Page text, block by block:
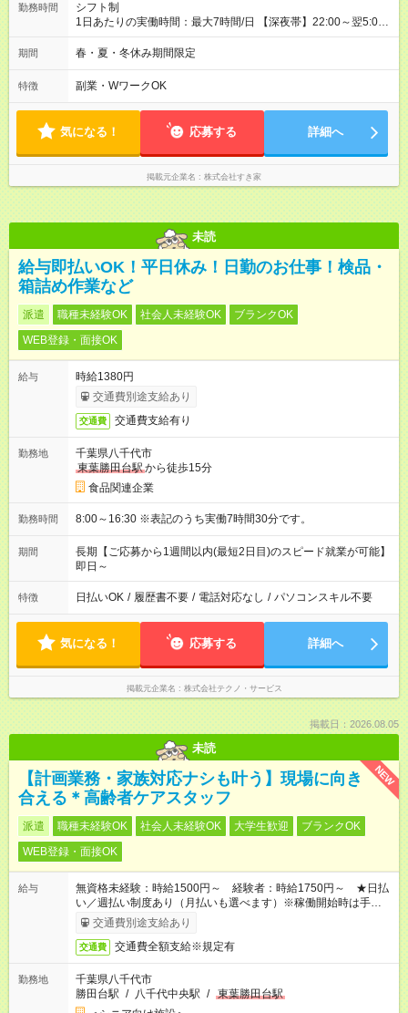
勤務時間
シフト制
1日あたりの実働時間：最大7時間/日 【深夜帯】22:00～翌5:00
週2日～・1日2h～OK◎ ※22:00から翌5:00までは18歳以上の方
のみ勤務可能です（18歳未満の深夜業務禁止のため） ★深夜で
す。 必ず、2名以上での勤務を行いますので、安心して働けま
す。
期間 春・夏・冬休み期間限定
特徴 副業・WワークOK
気になる！ 応募する 詳細へ
掲載元企業名 株式会社すき家
未読
給与即払いOK！平日休み！日勤のお仕事！検品・
箱詰め作業など
派遣 職種未経験OK 社会人未経験OK
ブランクOK
WEB登録・面接OK
給与
時給1380円
交通費別途支給あり
交通費 交通費支給有り
勤務地
千葉県八千代市
東葉勝田台駅から徒歩15分
食品関連企業
勤務時間 8:00～16:30 ※表記のうち実働7時間30分です。
期間
長期【ご応募から1週間以内(最短2日目)のスピード就業が可能】
即日～
特徴 日払いOK / 履歴書不要 / 電話対応なし / パソコンスキル不要
気になる！ 応募する 詳細へ
掲載元企業名 株式会社テクノ・サービス
掲載日：2026.08.05
未読
NEW
【計画業務・家族対応ナシも叶う】現場に向き
合える＊高齢者ケアスタッフ
派遣 職種未経験OK 社会人未経験OK 大学生歓迎
ブランクOK
WEB登録・面接OK
給与
無資格未経験：時給1500円～ 経験者：時給1750円～ ★日払
い／週払い制度あり（月払いも選べます）※稼働開始時は手続き
完了次第のお支払いとなります。
交通費別途支給あり
交通費 交通費全額支給※規定有
勤務地
千葉県八千代市
勝田台駅 / 八千代中央駅 / 東葉勝田台駅